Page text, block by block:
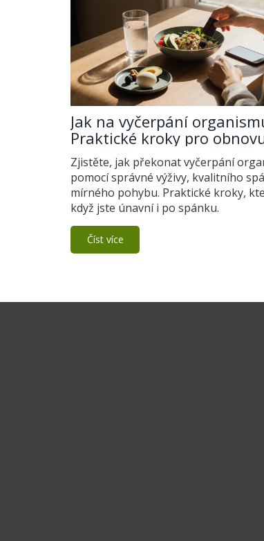
Jak na vyčerpání
Praktické kroky pro
energie
Zjistěte, jak překonat vyčerpání
pomocí správné výživy, kvalitního
mírného pohybu. Praktické kroky,
když jste únavní i po spánku.
Číst více